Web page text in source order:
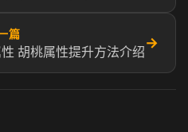
篇
胡桃属性提升方法介绍
→